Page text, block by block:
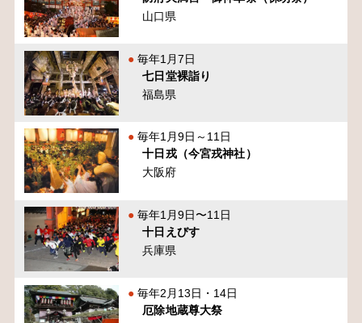
山口県
毎年1月7日
七日堂裸詣り
福島県
毎年1月9日～11日
十日戎（今宮戎神社）
大阪府
毎年1月9日〜11日
十日えびす
兵庫県
毎年2月13日・14日
厄除地蔵尊大祭